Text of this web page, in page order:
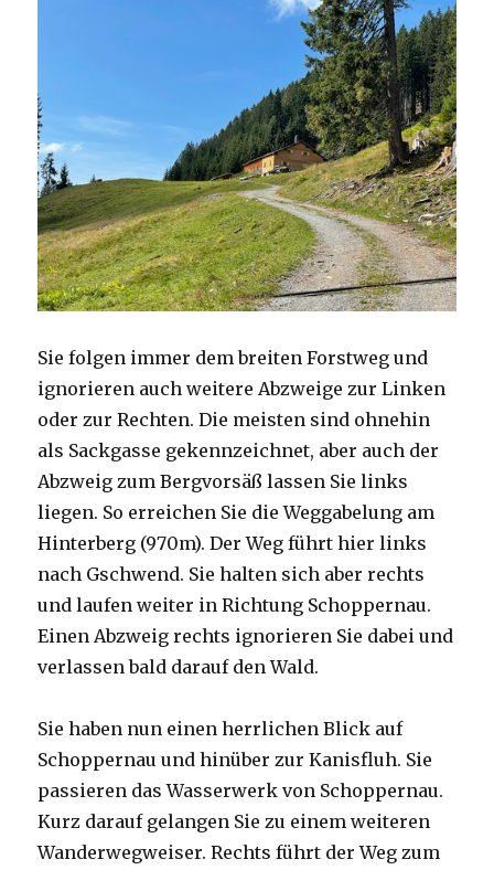
Sie folgen immer dem breiten Forstweg und
ignorieren auch weitere Abzweige zur Linken
oder zur Rechten. Die meisten sind ohnehin
als Sackgasse gekennzeichnet, aber auch der
Abzweig zum Bergvorsäß lassen Sie links
liegen. So erreichen Sie die Weggabelung am
Hinterberg (970m). Der Weg führt hier links
nach Gschwend. Sie halten sich aber rechts
und laufen weiter in Richtung Schoppernau.
Einen Abzweig rechts ignorieren Sie dabei und
verlassen bald darauf den Wald.
Sie haben nun einen herrlichen Blick auf
Schoppernau und hinüber zur Kanisfluh. Sie
passieren das Wasserwerk von Schoppernau.
Kurz darauf gelangen Sie zu einem weiteren
Wanderwegweiser. Rechts führt der Weg zum